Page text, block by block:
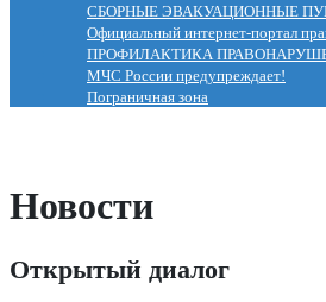
СБОРНЫЕ ЭВАКУАЦИОННЫЕ
Официальный интернет-портал
ПРОФИЛАКТИКА
МЧС России предупреждает!
Пограничная зона
Новости
Открытый диалог